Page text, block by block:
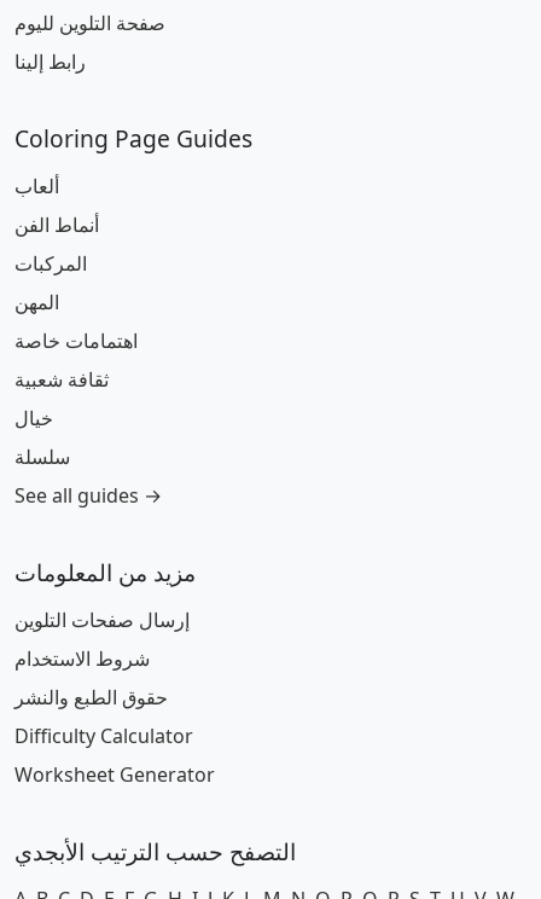
صفحة التلوين لليوم
رابط إلينا
Coloring Page Guides
ألعاب
أنماط الفن
المركبات
المهن
اهتمامات خاصة
ثقافة شعبية
خيال
سلسلة
See all guides →
مزيد من المعلومات
إرسال صفحات التلوين
شروط الاستخدام
حقوق الطبع والنشر
Difficulty Calculator
Worksheet Generator
التصفح حسب الترتيب الأبجدي